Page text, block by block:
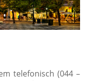
telefonisch (044 –